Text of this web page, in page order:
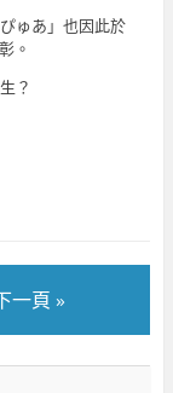
ゅあ」也因此於
。
？
一頁 »